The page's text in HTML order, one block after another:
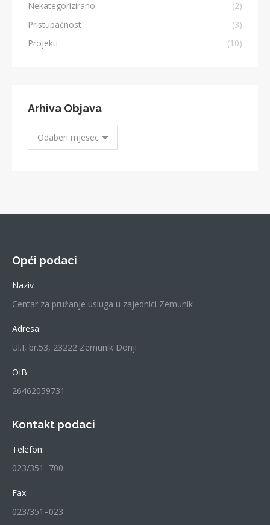
Nekategorizirano
(2)
Pristupačnost
(3)
Projekti
(10)
Arhiva Objava
Arhiva
Objava
Opći podaci
Naziv
Centar za pružanje usluga u zajednici Zemunik
Adresa:
Ul.I, br.53, 23222 Zemunik Donji
OIB:
26462059731
Kontakt podaci
Telefon:
023/351–700
Fax:
023/351–023